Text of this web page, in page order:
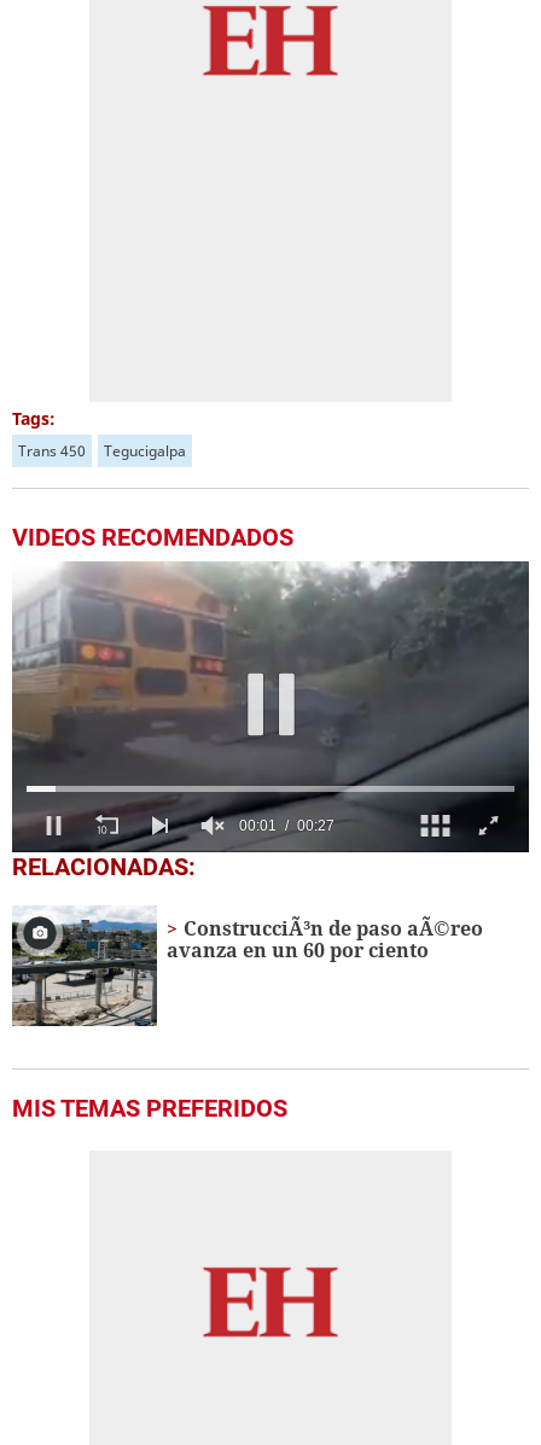
Tags:
Trans 450 Tegucigalpa
VIDEOS RECOMENDADOS
0
of
seconds
RELACIONADAS:
ConstrucciÃ³n de paso aÃ©reo
avanza en un 60 por ciento
MIS TEMAS PREFERIDOS